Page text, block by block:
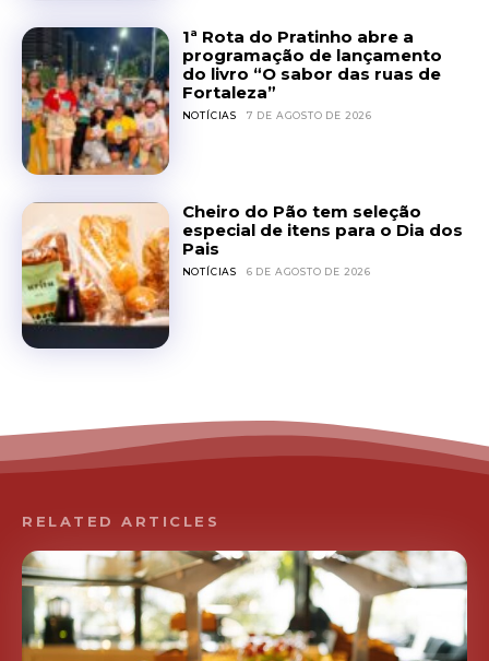
1ª Rota do Pratinho abre a
programação de lançamento
do livro “O sabor das ruas de
Fortaleza”
NOTÍCIAS 7 DE AGOSTO DE 2026
Cheiro do Pão tem seleção
especial de itens para o Dia dos
Pais
NOTÍCIAS 6 DE AGOSTO DE 2026
RELATED ARTICLES